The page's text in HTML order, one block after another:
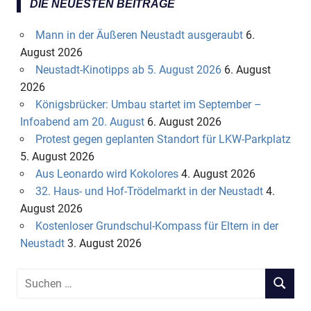
DIE NEUESTEN BEITRÄGE
Mann in der Äußeren Neustadt ausgeraubt 6.
August 2026
Neustadt-Kinotipps ab 5. August 2026 6. August
2026
Königsbrücker: Umbau startet im September –
Infoabend am 20. August 6. August 2026
Protest gegen geplanten Standort für LKW-Parkplatz
5. August 2026
Aus Leonardo wird Kokolores 4. August 2026
32. Haus- und Hof-Trödelmarkt in der Neustadt 4.
August 2026
Kostenloser Grundschul-Kompass für Eltern in der
Neustadt 3. August 2026